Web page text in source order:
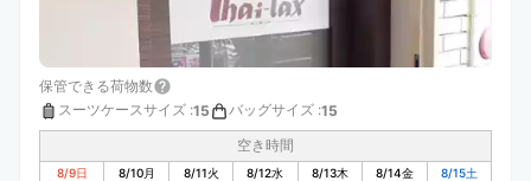
保管できる荷物数
スーツケースサイズ :15 バッグサイズ :15
空き時間
8/9日 8/10月 8/11火 8/12水 8/13木 8/14金 8/15土